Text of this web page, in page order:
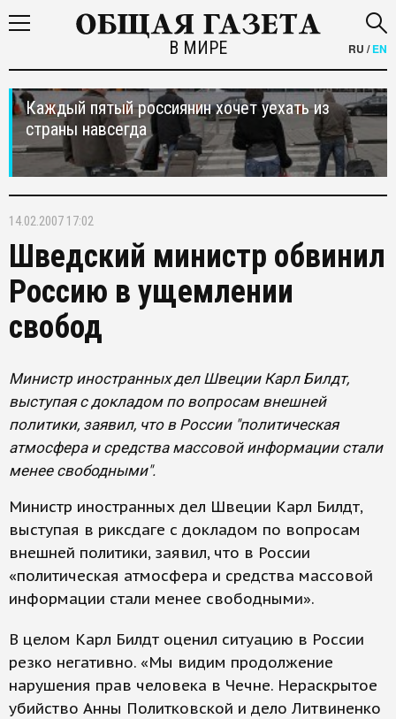
В МИРЕ RU /EN
Каждый пятый россиянин хочет уехать из
страны навсегда
14.02.2007 17:02
Шведский министр обвинил
Россию в ущемлении
свобод
Министр иностранных дел Швеции Карл Билдт,
выступая с докладом по вопросам внешней
политики, заявил, что в России "политическая
атмосфера и средства массовой информации стали
менее свободными".
Министр иностранных дел Швеции Карл Билдт,
выступая в риксдаге с докладом по вопросам
внешней политики, заявил, что в России
«политическая атмосфера и средства массовой
информации стали менее свободными».
В целом Карл Билдт оценил ситуацию в России
резко негативно. «Мы видим продолжение
нарушения прав человека в Чечне. Нераскрытое
убийство Анны Политковской и дело Литвиненко